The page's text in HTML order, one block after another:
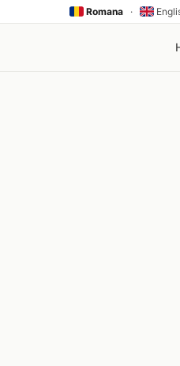
Romana ·